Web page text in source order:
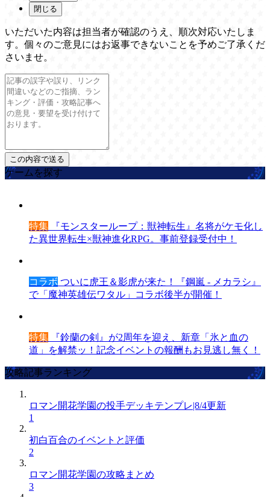
閉じる
いただいた内容は担当者が確認のうえ、順次対応いたしま
す。個々のご意見にはお返事できないことを予めご了承くだ
さいませ。
ゲームを探す
特集 『モンスターループ：獣神転生』名将がケモ化し
た異世界転生×獣神進化RPG。事前登録受付中！
コラボ ついに虎王＆影虎が来た！『鋼嵐 - メカラシ』
で「魔神英雄伝ワタル」コラボ後半が開催！
特集 『鈴蘭の剣』が2周年を迎え、新章「氷と血の
道」を解禁ッ！記念イベントの報酬もお見逃し無く！
攻略記事ランキング
ロマン開花学園の投手デッキテンプレ|8/4更新
1
初白百合のイベントと評価
2
ロマン開花学園の攻略まとめ
3